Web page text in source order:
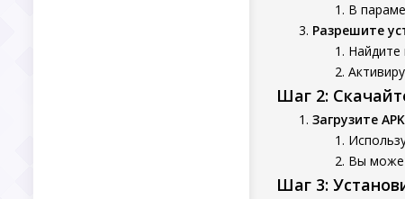
В
Разрешите
Найдите
Шаг 2:
Загрузите
Вы
Шаг 3: